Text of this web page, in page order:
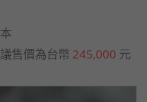
售價為台幣 245,000 元